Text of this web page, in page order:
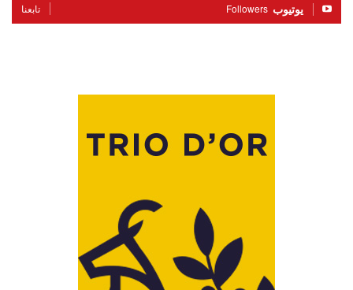
يوتيوب Followers تابعنا